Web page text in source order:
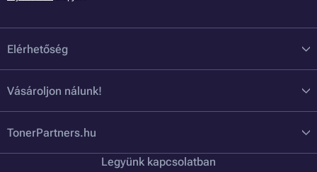
Elérhetőség
Vásároljon nálunk!
TonerPartners.hu
Legyünk kapcsolatban